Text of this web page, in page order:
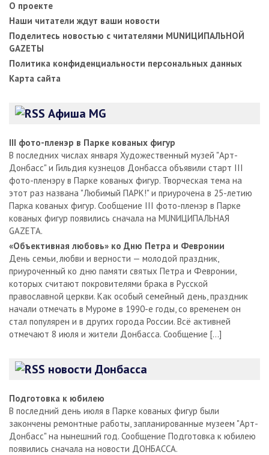
О проекте
Наши читатели ждут ваши новости
Поделитесь новостью с читателями MUNИЦИПАЛЬНОЙ
GAZЕТЫ
Политика конфиденциальности персональных данных
Карта сайта
Афиша MG
III фото-пленэр в Парке кованых фигур
В последних числах января Художественный музей "Арт-
Донбасс" и Гильдия кузнецов Донбасса объявили старт III
фото-пленэру в Парке кованых фигур. Творческая тема на
этот раз названа "Любимый ПАРК!" и приурочена в 25-летию
Парка кованых фигур. Сообщение III фото-пленэр в Парке
кованых фигур появились сначала на MUNИЦИПАЛЬНАЯ
GAZЕТА.
«Объективная любовь» ко Дню Петра и Февронии
День семьи, любви и верности — молодой праздник,
приуроченный ко дню памяти святых Петра и Февронии,
которых считают покровителями брака в Русской
православной церкви. Как особый семейный день, праздник
начали отмечать в Муроме в 1990-е годы, со временем он
стал популярен и в других города России. Всё активней
отмечают 8 июля и жители Донбасса. Сообщение […]
новости Донбасса
Подготовка к юбилею
В последний день июля в Парке кованых фигур были
закончены ремонтные работы, запланированные музеем "Арт-
Донбасс" на нынешний год. Сообщение Подготовка к юбилею
появились сначала на новости ДОНБАССА.